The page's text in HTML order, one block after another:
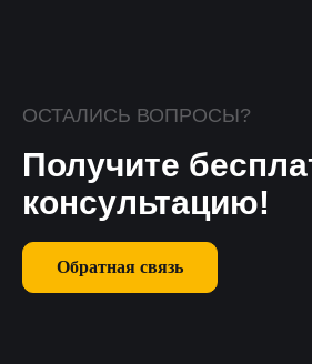
ОСТАЛИСЬ ВОПРОСЫ?
Получите
консультацию!
Обратная связь